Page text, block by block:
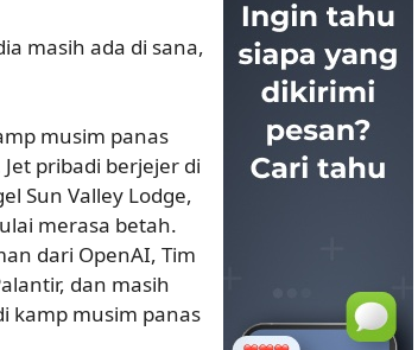
masih ada di sana,
musim panas
pribadi berjejer di
Sun Valley Lodge,
merasa betah.
dari OpenAI, Tim
dan masih
kamp musim panas